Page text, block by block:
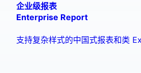
企业级报表
Enterprise Report
支持复杂样式的中国式报表和类